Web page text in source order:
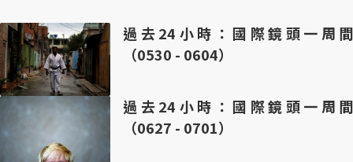
過去24小時：國際鏡頭一周間
（0530 - 0604）
過去24小時：國際鏡頭一周間
（0627 - 0701）